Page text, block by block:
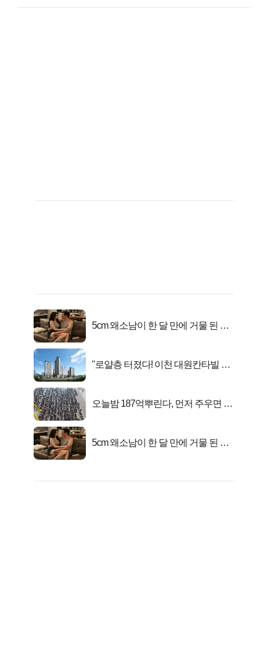
5cm 왜소남이 한 달 만에 거물 된 사
"로얄층 터졌다! 이천 대원칸타빌 잔
오늘밤 187억뿌린다, 먼저 주우면 최
5cm 왜소남이 한 달 만에 거물 된 사